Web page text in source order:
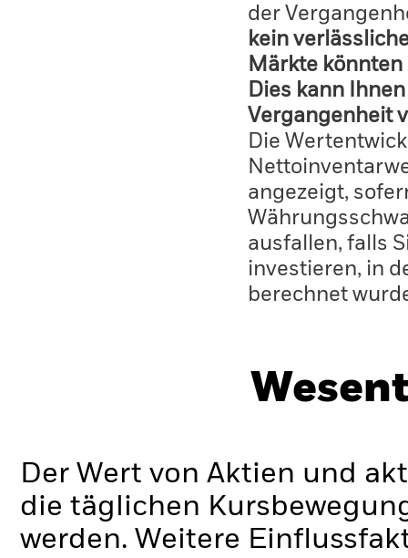
der
kein
Märkte
Dies kann
Vergangenheit
Die
angezeigt,
ausfallen, falls
investieren, in
berechnet
Der Wert von Aktien und
die täglichen
werden. Weitere